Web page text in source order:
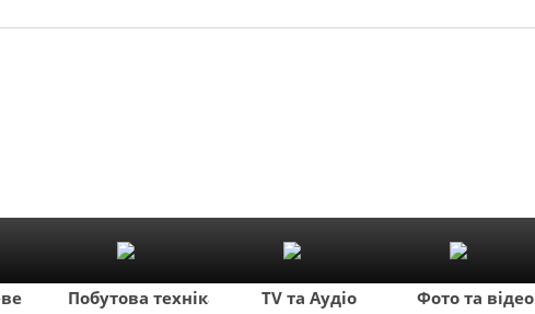
Побутова техніка TV та Аудіо Фото та відео